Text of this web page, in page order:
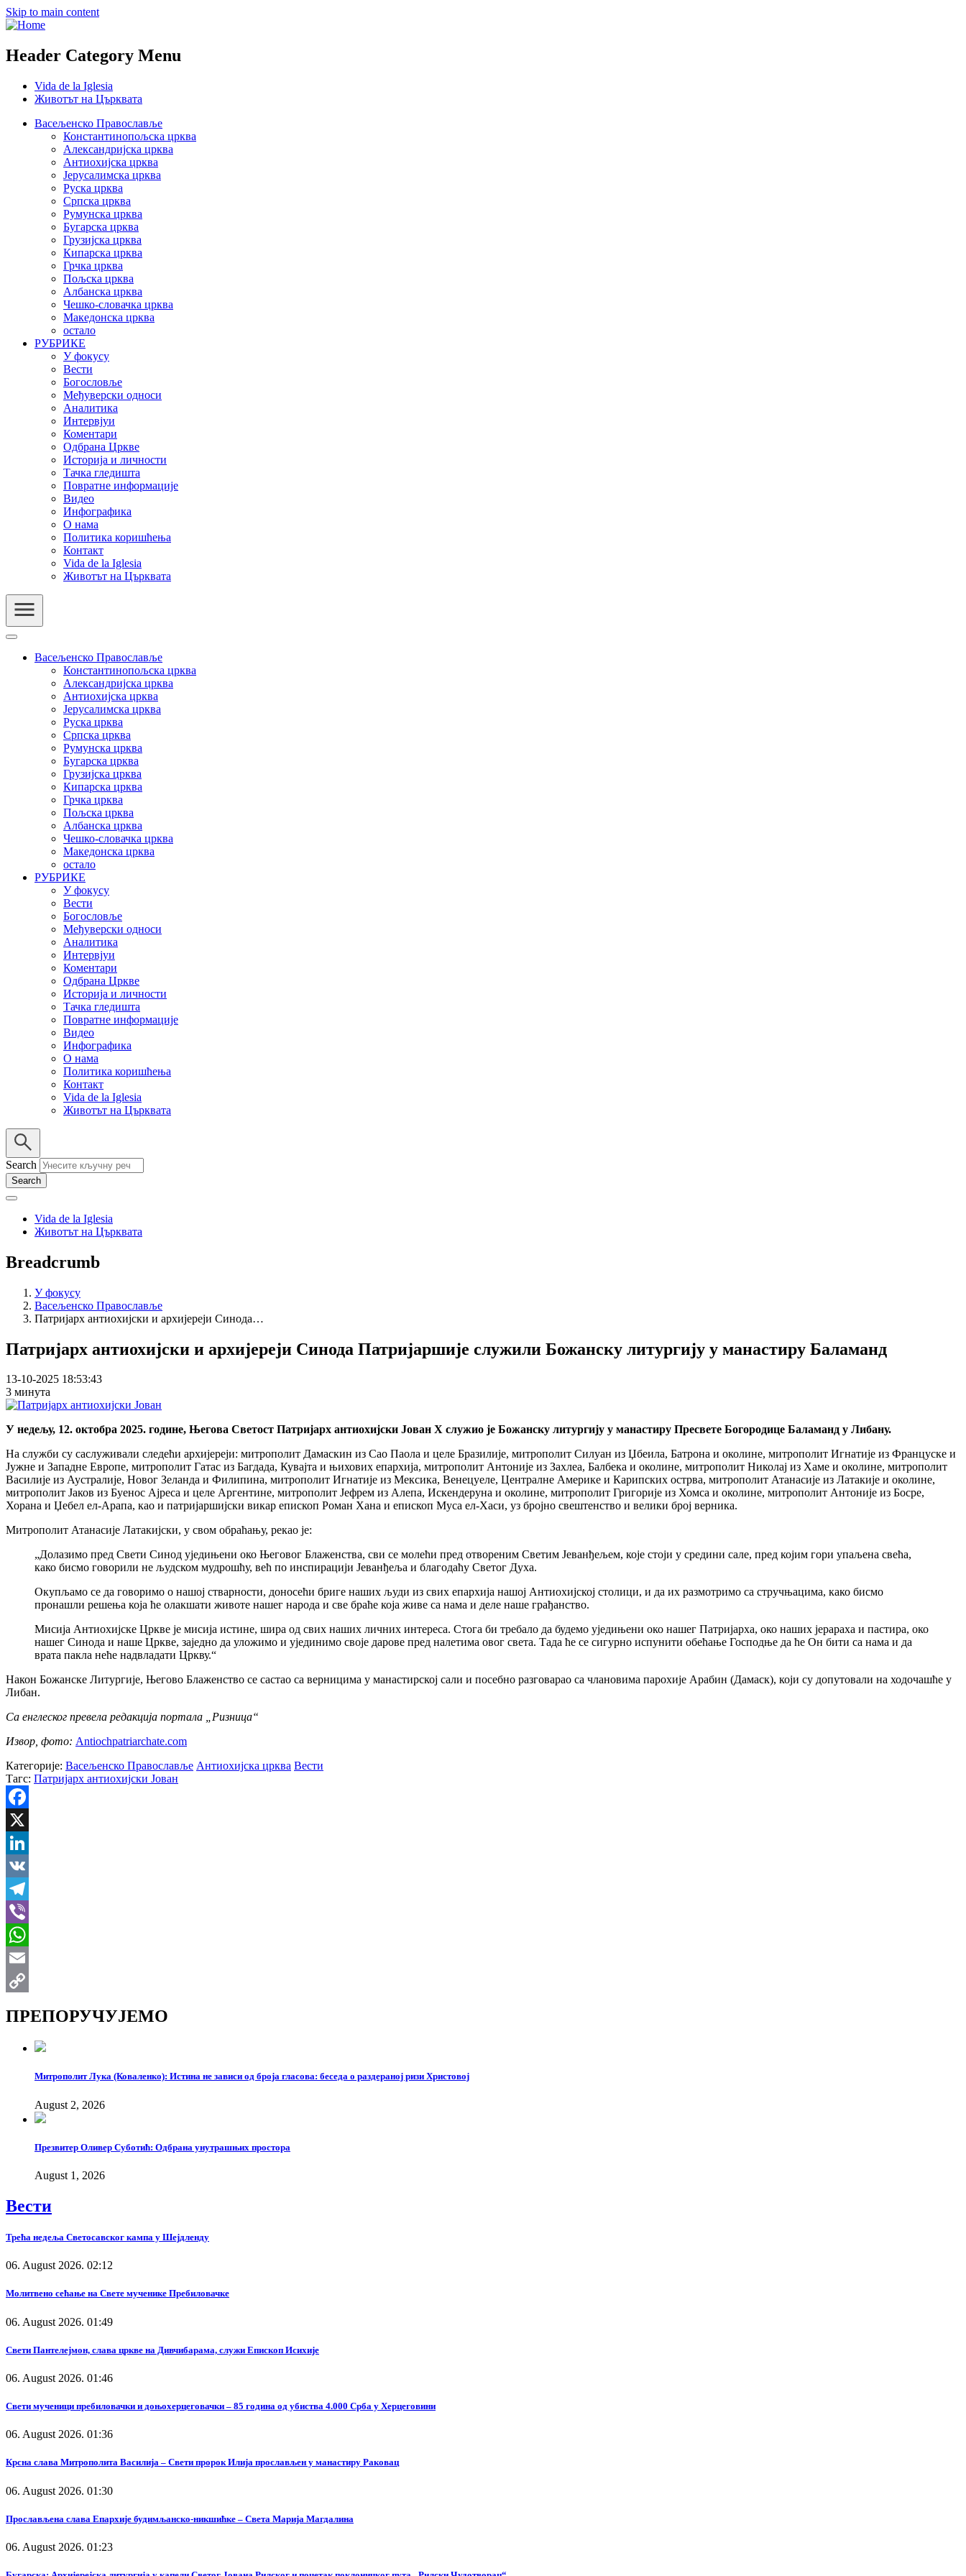
Skip to main content
Header Category Menu
Vida de la Iglesia
Животът на Църквата
Васељенско Православље
Константинопољска црква
Александријска црква
Антиохијска црква
Јерусалимска црква
Руска црква
Српска црква
Румунска црква
Бугарска црква
Грузијска црква
Кипарска црква
Грчка црква
Пољска црква
Албанска црква
Чешко-словачка црква
Македонска црква
остало
РУБРИКЕ
У фокусу
Вести
Богословље
Међуверски односи
Аналитика
Интервјуи
Коментари
Одбрана Цркве
Историја и личности
Тачка гледишта
Повратне информације
Видео
Инфографика
О нама
Политика коришћења
Контакт
Vida de la Iglesia
Животът на Църквата
Васељенско Православље
Константинопољска црква
Александријска црква
Антиохијска црква
Јерусалимска црква
Руска црква
Српска црква
Румунска црква
Бугарска црква
Грузијска црква
Кипарска црква
Грчка црква
Пољска црква
Албанска црква
Чешко-словачка црква
Македонска црква
остало
РУБРИКЕ
У фокусу
Вести
Богословље
Међуверски односи
Аналитика
Интервјуи
Коментари
Одбрана Цркве
Историја и личности
Тачка гледишта
Повратне информације
Видео
Инфографика
О нама
Политика коришћења
Контакт
Vida de la Iglesia
Животът на Църквата
Search
Vida de la Iglesia
Животът на Църквата
Breadcrumb
У фокусу
Васељенско Православље
Патријарх антиохијски и архијереји Синода…
Патријарх антиохијски и архијереји Синода Патријаршије служили Божанску литургију у манастиру Баламанд
13-10-2025 18:53:43
3 минута
У недељу, 12. октобра 2025. године, Његова Светост Патријарх антиохијски Јован X служио је Божанску литургију у манастиру Пресвете Богородице Баламанд у Либану.
На служби су саслуживали следећи архијереји: митрополит Дамаскин из Сао Паола и целе Бразилије, митрополит Силуан из Џбеила, Батрона и околине, митрополит Игнатије из Француске и
Јужне и Западне Европе, митрополит Гатас из Багдада, Кувајта и њихових епархија, митрополит Антоније из Захлеа, Балбека и околине, митрополит Николај из Хаме и околине, митрополит
Василије из Аустралије, Новог Зеланда и Филипина, митрополит Игнатије из Мексика, Венецуеле, Централне Америке и Карипских острва, митрополит Атанасије из Латакије и околине,
митрополит Јаков из Буенос Ајреса и целе Аргентине, митрополит Јефрем из Алепа, Искендеруна и околине, митрополит Григорије из Хомса и околине, митрополит Антоније из Босре,
Хорана и Џебел ел-Арапа, као и патријаршијски викар епископ Роман Хана и епископ Муса ел-Хаси, уз бројно свештенство и велики број верника.
Митрополит Атанасије Латакијски, у свом обраћању, рекао је:
„Долазимо пред Свети Синод уједињени око Његовог Блаженства, сви се молећи пред отвореним Светим Јеванђељем, које стоји у средини сале, пред којим гори упаљена свећа,
како бисмо говорили не људском мудрошћу, већ по инспирацији Јеванђеља и благодаћу Светог Духа.
Окупљамо се да говоримо о нашој стварности, доносећи бриге наших људи из свих епархија нашој Антиохијској столици, и да их размотримо са стручњацима, како бисмо
пронашли решења која ће олакшати животе нашег народа и све браће која живе са нама и деле наше грађанство.
Мисија Антиохијске Цркве је мисија истине, шира од свих наших личних интереса. Стога би требало да будемо уједињени око нашег Патријарха, око наших јерараха и пастира, око
нашег Синода и наше Цркве, заједно да уложимо и ујединимо своје дарове пред налетима овог света. Тада ће се сигурно испунити обећање Господње да ће Он бити са нама и да
врата пакла неће надвладати Цркву.“
Након Божанске Литургије, Његово Блаженство се састао са верницима у манастирској сали и посебно разговарао са члановима парохије Арабин (Дамаск), који су допутовали на ходочашће у
Либан.
Са енглеског превела редакција портала „Ризница“
Извор, фото: Antiochpatriarchate.com
Категорије: Васељенско Православље Антиохијска црква Вести
Тагс: Патријарх антиохијски Јован
Facebook
X
LinkedIn
VK
Telegram
Viber
WhatsApp
Email
ПРЕПОРУЧУЈЕМО
Митрополит Лука (Коваленко): Истина не зависи од броја гласова: беседа о раздераној ризи Христовој
August 2, 2026
Презвитер Оливер Суботић: Одбрана унутрашњих простора
August 1, 2026
Вести
Трећа недеља Светосавског кампа у Шејдленду
06. August 2026. 02:12
Молитвено сећање на Свете мученике Пребиловачке
06. August 2026. 01:49
Свети Пантелејмон, слава цркве на Дивчибарама, служи Епископ Исихије
06. August 2026. 01:46
Свети мученици пребиловачки и доњохерцеговачки – 85 година од убиства 4.000 Срба у Херцеговини
06. August 2026. 01:36
Крсна слава Митрополита Василија – Свети пророк Илија прослављен у манастиру Раковац
06. August 2026. 01:30
Прослављена слава Епархије будимљанско-никшићке – Света Марија Магдалина
06. August 2026. 01:23